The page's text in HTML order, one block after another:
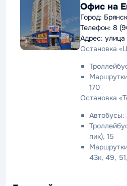
Офис на
Город: Брянск
Телефон: 8
Адрес:
Остановка
170
Остановка
Автобусы:
пик), 15
43к, 49,